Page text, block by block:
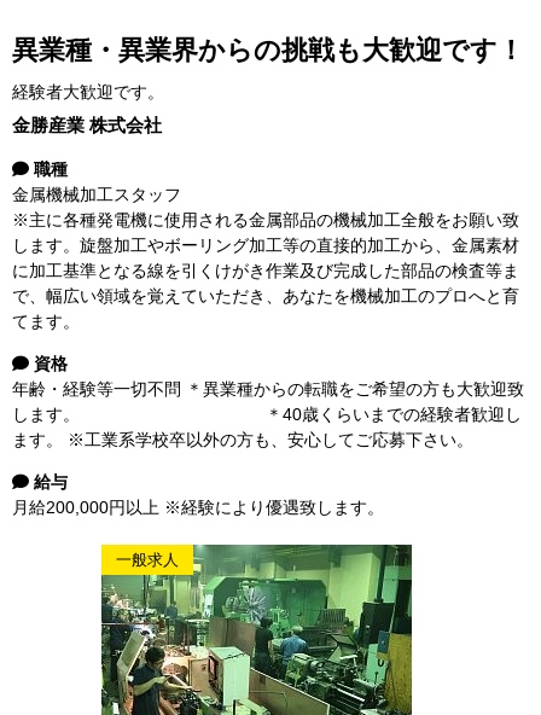
異業種・異業界からの挑戦も大歓迎です！
経験者大歓迎です。
金勝産業 株式会社
職種
金属機械加工スタッフ
※主に各種発電機に使用される金属部品の機械加工全般をお願い致
します。旋盤加工やボーリング加工等の直接的加工から、金属素材
に加工基準となる線を引くけがき作業及び完成した部品の検査等ま
で、幅広い領域を覚えていただき、あなたを機械加工のプロへと育
てます。
資格
年齢・経験等一切不問 ＊異業種からの転職をご希望の方も大歓迎致
します。 ＊40歳くらいまでの経験者歓迎し
ます。 ※工業系学校卒以外の方も、安心してご応募下さい。
給与
月給200,000円以上 ※経験により優遇致します。
一般求人